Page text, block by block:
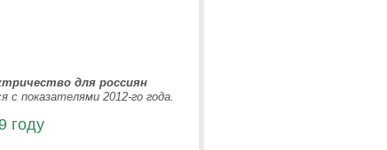
для россиян
с показателями 2012-го года.
году